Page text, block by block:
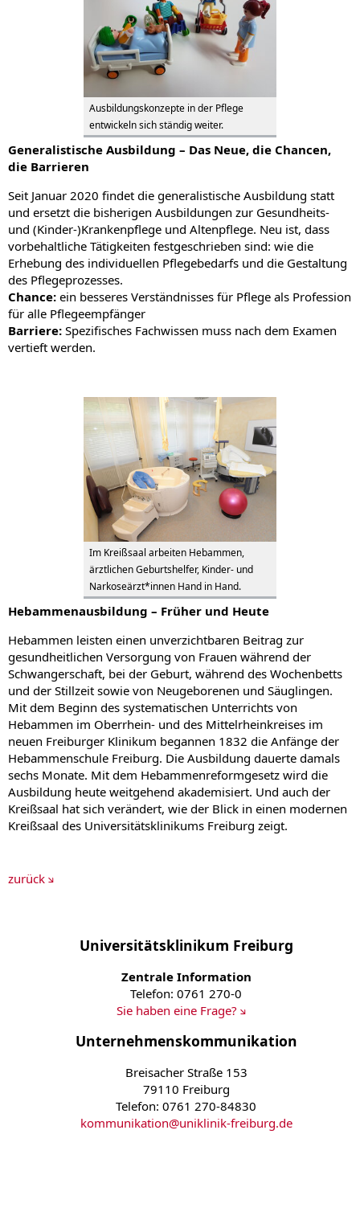
Ausbildungskonzepte in der Pflege
entwickeln sich ständig weiter.
Generalistische Ausbildung – Das Neue, die Chancen,
die Barrieren
Seit Januar 2020 findet die generalistische Ausbildung statt
und ersetzt die bisherigen Ausbildungen zur Gesundheits-
und (Kinder-)Krankenpflege und Altenpflege. Neu ist, dass
vorbehaltliche Tätigkeiten festgeschrieben sind: wie die
Erhebung des individuellen Pflegebedarfs und die Gestaltung
des Pflegeprozesses.
Chance: ein besseres Verständnisses für Pflege als Profession
für alle Pflegeempfänger
Barriere: Spezifisches Fachwissen muss nach dem Examen
vertieft werden.
Im Kreißsaal arbeiten Hebammen,
ärztlichen Geburtshelfer, Kinder- und
Narkoseärzt*innen Hand in Hand.
Hebammenausbildung – Früher und Heute
Hebammen leisten einen unverzichtbaren Beitrag zur
gesundheitlichen Versorgung von Frauen während der
Schwangerschaft, bei der Geburt, während des Wochenbetts
und der Stillzeit sowie von Neugeborenen und Säuglingen.
Mit dem Beginn des systematischen Unterrichts von
Hebammen im Oberrhein- und des Mittelrheinkreises im
neuen Freiburger Klinikum begannen 1832 die Anfänge der
Hebammenschule Freiburg. Die Ausbildung dauerte damals
sechs Monate. Mit dem Hebammenreformgesetz wird die
Ausbildung heute weitgehend akademisiert. Und auch der
Kreißsaal hat sich verändert, wie der Blick in einen modernen
Kreißsaal des Universitätsklinikums Freiburg zeigt.
zurück
Universitätsklinikum Freiburg
Zentrale Information
Telefon: 0761 270-0
Sie haben eine Frage?
Unternehmenskommunikation
Breisacher Straße 153
79110 Freiburg
Telefon: 0761 270-84830
kommunikation@uniklinik-freiburg.de